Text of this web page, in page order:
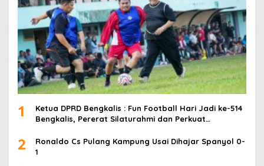
1
Ketua DPRD Bengkalis : Fun Football Hari Jadi ke-514
Bengkalis, Pererat Silaturahmi dan Perkuat
2
Ronaldo Cs Pulang Kampung Usai Dihajar Spanyol 0-
1